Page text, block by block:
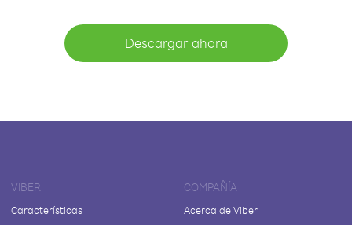
Descargar ahora
VIBER
Características
COMPAÑÍA
Acerca de Viber